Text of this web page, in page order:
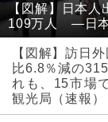
【図解】日本
109万人 ―日本
【図解】訪日
比6.8％減の
れも、15市場
観光局（速報）